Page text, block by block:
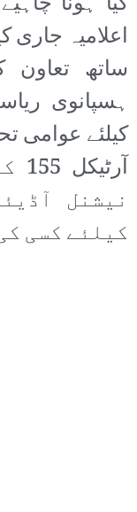
اعلامیہ
ساتھ تعاون
ہسپانوی
کیلئے عوامی
نیشنل
کیلئے کسی